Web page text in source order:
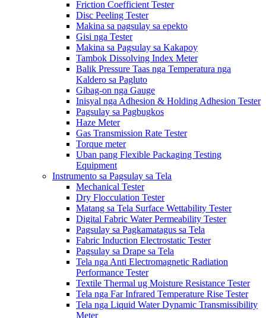
Friction Coefficient Tester
Disc Peeling Tester
Makina sa pagsulay sa epekto
Gisi nga Tester
Makina sa Pagsulay sa Kakapoy
Tambok Dissolving Index Meter
Balik Pressure Taas nga Temperatura nga
Kaldero sa Pagluto
Gibag-on nga Gauge
Inisyal nga Adhesion & Holding Adhesion Tester
Pagsulay sa Pagbugkos
Haze Meter
Gas Transmission Rate Tester
Torque meter
Uban pang Flexible Packaging Testing
Equipment
Instrumento sa Pagsulay sa Tela
Mechanical Tester
Dry Flocculation Tester
Matang sa Tela Surface Wettability Tester
Digital Fabric Water Permeability Tester
Pagsulay sa Pagkamatagus sa Tela
Fabric Induction Electrostatic Tester
Pagsulay sa Drape sa Tela
Tela nga Anti Electromagnetic Radiation
Performance Tester
Textile Thermal ug Moisture Resistance Tester
Tela nga Far Infrared Temperature Rise Tester
Tela nga Liquid Water Dynamic Transmissibility
Meter